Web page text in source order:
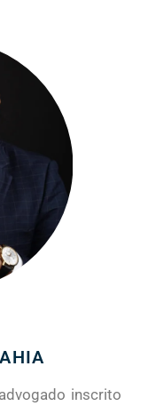
inscrito